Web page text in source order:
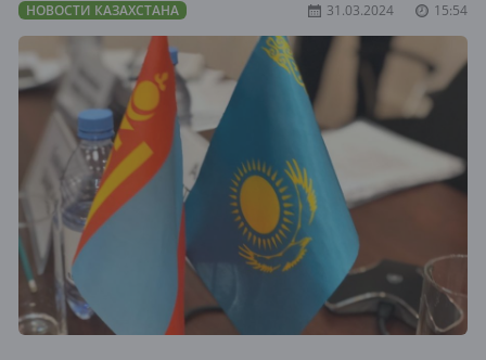
НОВОСТИ КАЗАХСТАНА 31.03.2024 15:54